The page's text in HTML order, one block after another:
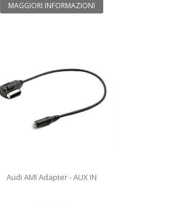
MAGGIORI INFORMAZIONI
Audi AMI Adapter - AUX IN